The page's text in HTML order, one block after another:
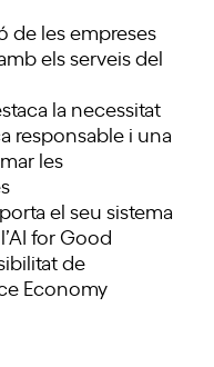
de les empreses
els serveis del
la necessitat
responsable i una
les
el seu sistema
for Good
de
Economy